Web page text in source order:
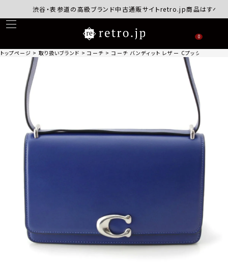
渋谷・表参道の高級ブランド中古通販サイトretro.jp商品はすべて正規
0
トップページ 取り扱いブランド コーチ コーチ バンディット レザー Cプッシュピン